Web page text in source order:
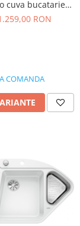
cuva bucatarie
86x50 cm
RON
COMANDA